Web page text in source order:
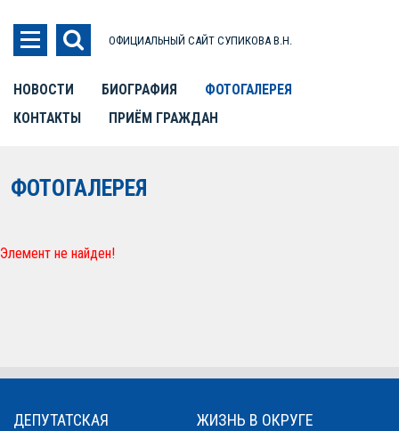
ОФИЦИАЛЬНЫЙ САЙТ СУПИКОВА В.Н.
НОВОСТИ БИОГРАФИЯ
ФОТОГАЛЕРЕЯ
КОНТАКТЫ
ПРИЁМ ГРАЖДАН
ФОТОГАЛЕРЕЯ
Элемент не найден!
ДЕПУТАТСКАЯ
ЖИЗНЬ В ОКРУГЕ